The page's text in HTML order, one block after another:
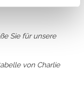
Sie für unsere
von Charlie